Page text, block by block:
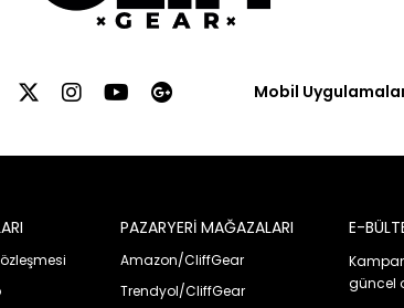
Mobil
PAZARYERİ MAĞAZALARI
Amazon/CliffGear
Trendyol/CliffGear
E-
güncel